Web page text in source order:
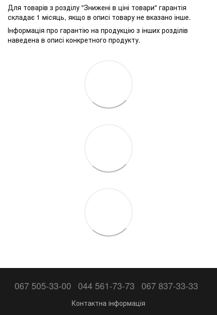
Для товарів з розділу "Знижені в ціні товари" гарантія
складає 1 місяць, якщо в описі товару не вказано інше.
Інформація про гарантію на продукцію з інших розділів
наведена в описі конкретного продукту.
067 505-33-00 044 561-73-73 067 837-33-33
Контактна інформація